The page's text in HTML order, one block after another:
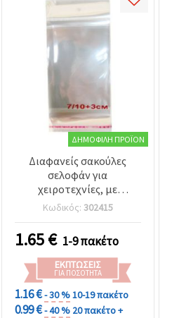
ΔΗΜΟΦΙΛΉ ΠΡΟΪΌΝ
Διαφανείς σακούλες
σελοφάν για
χειροτεχνίες, με
αυτοκόλλητο πτερύγιο &
τρύπα κρεμάσματος,
7x10+3 εκ., 30 μm –
Συσκευασία χονδρικής
200 τεμ. για
τακτοποιημένη και
πρακτική συσκευασία
Κωδικός: 302415
1.65€ 1-9 πακέτο
ΕΚΠΤΏΣΕΙΣ
ΓΙΑ ΠΟΣΌΤΗΤΑ
1.16 €- 30 %10-19 πακέτο
0.99 €- 40 % 20 πακέτο +